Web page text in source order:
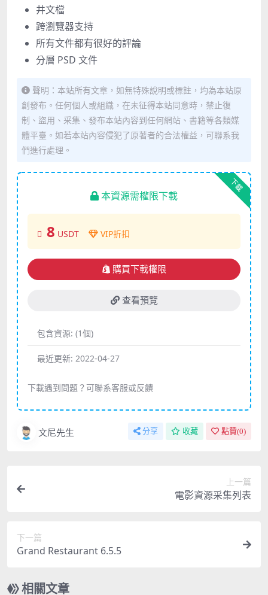
井文檔
跨瀏覽器支持
所有文件都有很好的評論
分層 PSD 文件
聲明：本站所有文章，如無特殊說明或標註，均為本站原
創發布。任何個人或組織，在未征得本站同意時，禁止復
制、盜用、采集、發布本站內容到任何網站、書籍等各類媒
體平臺。如若本站內容侵犯了原著者的合法權益，可聯系我
們進行處理。
下載
本資源需權限下載
8 USDT VIP折扣
購買下載權限
查看預覽
包含資源: (1個)
最近更新: 2022-04-27
下載遇到問題？可聯系客服或反饋
文尼先生 分享 收藏 點贊(0)
上一篇
電影資源采集列表
下一篇
Grand Restaurant 6.5.5
相關文章